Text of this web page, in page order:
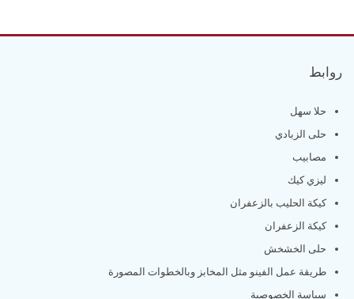
روابط
حلا سهل
حلى الزبادي
مصابيب
ليزي كيك
كيكة الحليب بالزعفران
كيكة الزعفران
حلى الخشخش
طريقة عمل الفينو مثل المخابز وبالخطوات المصورة
سياسة الخصوصية